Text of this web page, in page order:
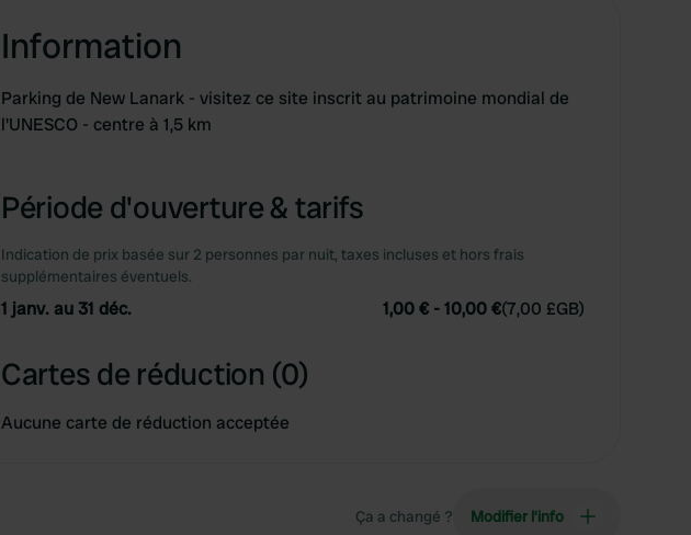
Information
Parking de New Lanark - visitez ce site inscrit au patrimoine mondial de
l'UNESCO - centre à 1,5 km
Période d'ouverture & tarifs
Indication de prix basée sur 2 personnes par nuit, taxes incluses et hors frais
supplémentaires éventuels.
1 janv. au 31 déc. 1,00 € -10,00 €(7,00 £GB)
Cartes de réduction (0)
Aucune carte de réduction acceptée
Ça a changé ? Modifier l’info